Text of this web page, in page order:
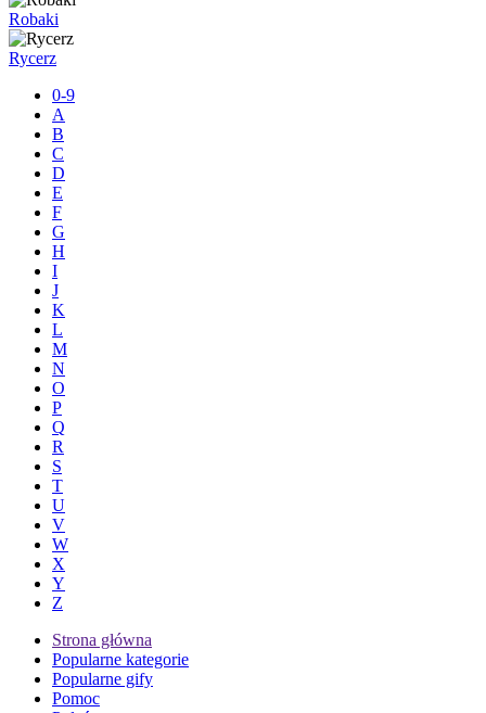
Robaki
Rycerz
0-9
A
B
C
D
E
F
G
H
I
J
K
L
M
N
O
P
Q
R
S
T
U
V
W
X
Y
Z
Strona główna
Popularne kategorie
Popularne gify
Pomoc